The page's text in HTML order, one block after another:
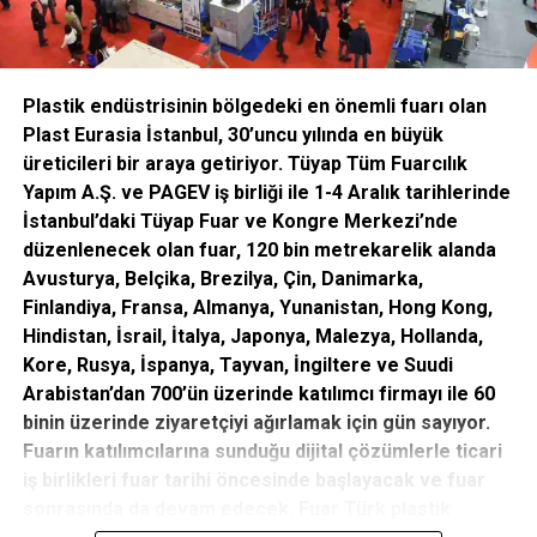
ediyor.
Havlucuoğlu; “PageGroup olarak kadınlarımızı sosyal
sorumluluk projelerinde de destekliyoruz. Bu amaçla Genel
Müdürümüz Hugo Campo önderliğinde ormanda her Pazar
antrenman yaparak, Istanbul Avrasya Maratonu’na
hazırlandık ve maratonda 25 kadın çalışanımız AÇEV (Anne
Çocuk Eğitim Vakfı) için koştu. Maratonda “Kadınlar Yaşama
Doğru Koşar Adım” projesine destek için 2000TL bağış
topladık. Nisan ayında gerçekleşecek İstanbul Yarı
Maratonunda da yine Vakfın aynı projesi için koşacağız. Bu
proje ile Van ve Gaziantep illerinde eğitim hakkından
yararlanamamış kadınlara ulaşarak, temel ve bilgisayar
okuryazarlık becerilerini geliştirmesine katkıda
bulunuyoruz.” diyor.
Türkiye’de kadın çalışanlar ile ilgili etkinlikleri de takip
Plastik endüstrisinin bölgedeki en önemli fuarı olan
Plast Eurasia İstanbul, 30’uncu yılında en büyük
üreticileri bir araya getiriyor. TüyapTüm Fuarcılık
Yapım A.Ş. ve PAGEV iş birliği ile 1-4 Aralık tarihlerinde
İstanbul’daki Tüyap Fuar ve Kongre Merkezi’nde
düzenlenecek olan fuar, 120 bin metrekarelik alanda
Avusturya, Belçika, Brezilya, Çin, Danimarka,
Finlandiya, Fransa, Almanya, Yunanistan, Hong Kong,
Hindistan, İsrail, İtalya, Japonya, Malezya, Hollanda,
Kore, Rusya, İspanya, Tayvan, İngiltere ve Suudi
Arabistan’dan 700’ün üzerinde katılımcı firmayı ile 60
binin üzerinde ziyaretçiyi ağırlamak için gün sayıyor.
Fuarın katılımcılarına sunduğu dijital çözümlerle ticari